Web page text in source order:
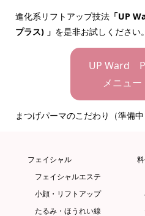
進化系リフトアップ技法「UP
プラス) 」 を是非お試しください。
UP Ward
メニュ
まつげパーマのこだわり（準備中
フェイシャル
フェイシャルエステ
小顔・リフトアップ
たるみ・ほうれい線